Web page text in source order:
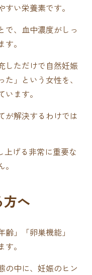
い栄養素です。
で、血中濃度がしっ
。
しただけで自然妊娠
」という女性を、
ます。
が解決するわけでは
上げる非常に重要な
へ
」「卵巣機能」
。
の中に、妊娠のヒン